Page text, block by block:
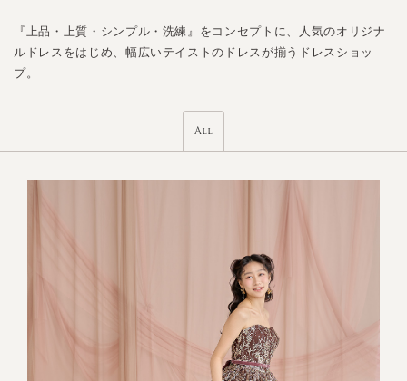
『上品・上質・シンプル・洗練』をコンセプトに、人気のオリジナ
ルドレスをはじめ、幅広いテイストのドレスが揃うドレスショッ
プ。
All